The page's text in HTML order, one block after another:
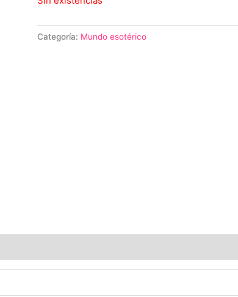
Categoría: Mundo esotérico